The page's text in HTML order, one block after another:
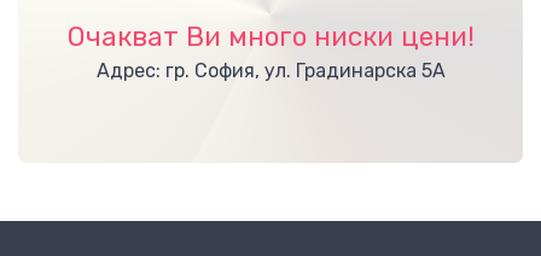
Очакват Ви много ниски цени!
Адрес: гр. София, ул. Градинарска 5А